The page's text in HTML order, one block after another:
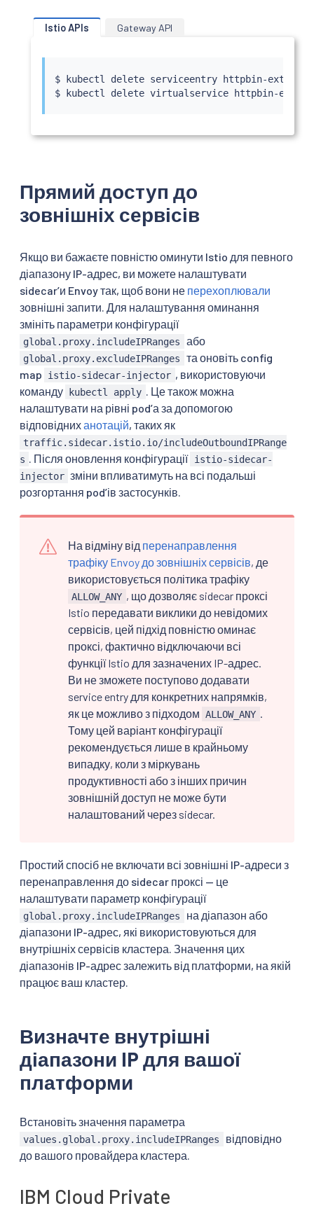
Istio APIs Gateway API
$ kubectl
delete serviceentry httpbin-ext
$
kubectl delete virtualservice httpbin-ext --
Прямий доступ до
зовнішніх сервісів
Якщо ви бажаєте повністю оминути Istio для певного
діапазону IP-адрес, ви можете налаштувати
sidecarʼи Envoy так, щоб вони не перехоплювали
зовнішні запити. Для налаштування оминання
змініть параметри конфігурації
global.proxy.includeIPRanges або
global.proxy.excludeIPRanges
та оновіть config
map
istio-sidecar-injector , використовуючи
команду
kubectl apply
. Це також можна
налаштувати на рівні podʼа за допомогою
відповідниханотацій, таких як
traffic.sidecar.istio.io/includeOutboundIPRange
s
. Після оновлення конфігурації istio-sidecar-
injector зміни впливатимуть на всі подальші
розгортання podʼів застосунків.
На відміну від перенаправлення
трафіку Envoy до зовнішніх сервісів, де
використовується політика трафіку
ALLOW_ANY , що дозволяє sidecar проксі
Istio передавати виклики до невідомих
сервісів, цей підхід повністю оминає
проксі, фактично відключаючи всі
функції Istio для зазначених IP-адрес.
Ви не зможете поступово додавати
service entry для конкретних напрямків,
як це можливо з підходом ALLOW_ANY
Тому цей варіант конфігурації
рекомендується лише в крайньому
випадку, коли з міркувань
продуктивності або з інших причин
зовнішній доступ не може бути
налаштований через sidecar.
Простий спосіб не включати всі зовнішні IP-адреси з
перенаправлення до sidecar проксі — це
налаштувати параметр конфігурації
global.proxy.includeIPRanges
на діапазон або
діапазони IP-адрес, які використовуються для
внутрішніх сервісів кластера. Значення цих
діапазонів IP-адрес залежить від платформи, на якій
працює ваш кластер.
Визначте внутрішні
діапазони IP для вашої
платформи
Встановіть значення параметра
values.global.proxy.includeIPRanges
відповідно
до вашого провайдера кластера.
IBM Cloud Private